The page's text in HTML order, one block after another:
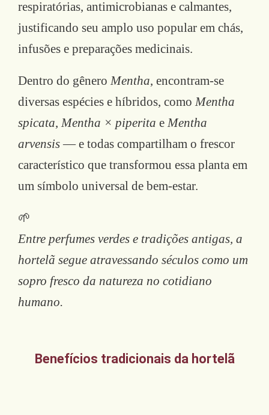
respiratórias, antimicrobianas e calmantes,
justificando seu amplo uso popular em chás,
infusões e preparações medicinais.
Dentro do gênero Mentha, encontram-se
diversas espécies e híbridos, como Mentha
spicata, Mentha × piperita e Mentha
arvensis— e todas compartilham o frescor
característico que transformou essa planta em
um símbolo universal de bem-estar.
🌱
Entre perfumes verdes e tradições antigas, a
hortelã segue atravessando séculos como um
sopro fresco da natureza no cotidiano
humano.
Benefícios tradicionais da hortelã